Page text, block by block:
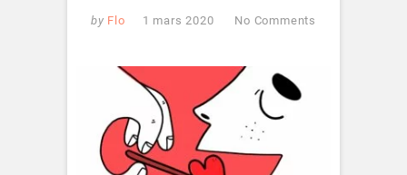
by Flo 1 mars 2020 No Comments